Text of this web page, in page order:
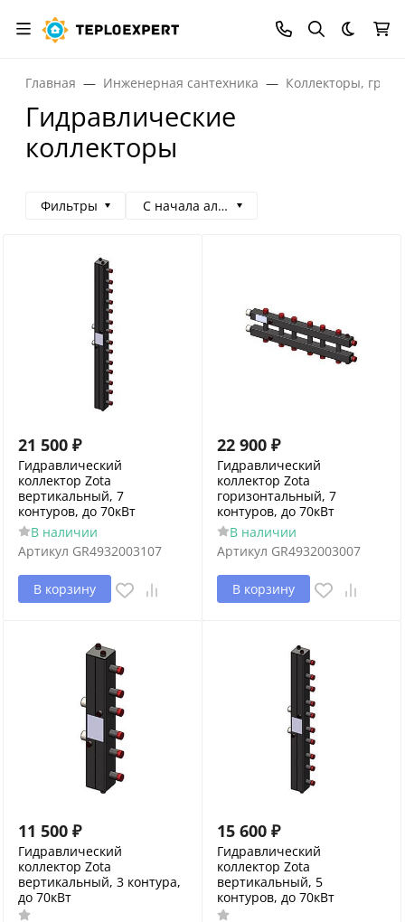
Темная
Главная Инженерная сантехника Коллекторы,
Гидравлические
коллекторы
Фильтры С начала алфавита
21 500 ₽
Гидравлический
коллектор Zota
вертикальный, 7
контуров, до 70кВт
В наличии
Артикул GR4932003107
В корзину
22 900 ₽
Гидравлический
коллектор Zota
горизонтальный, 7
контуров, до 70кВт
В наличии
Артикул GR4932003007
В корзину
11 500 ₽
Гидравлический
коллектор Zota
вертикальный, 3 контура,
до 70кВт
15 600 ₽
Гидравлический
коллектор Zota
вертикальный, 5
контуров, до 70кВт